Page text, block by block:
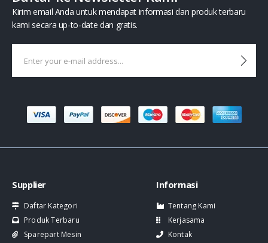
Kirim email Anda untuk mendapat informasi dan produk terbaru
kami secara up-to-date dan gratis.
Supplier
Daftar Kategori
Produk Terbaru
Sparepart Mesin
Informasi
Tentang Kami
Kerjasama
Kontak